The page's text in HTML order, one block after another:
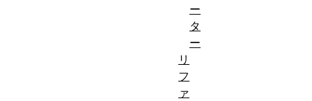
ー
タ
ー
リ
フ
ァ